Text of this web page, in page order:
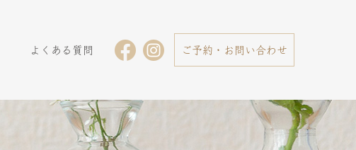
よくある質問
の
facebook
の
ご予約・お問い合わせ